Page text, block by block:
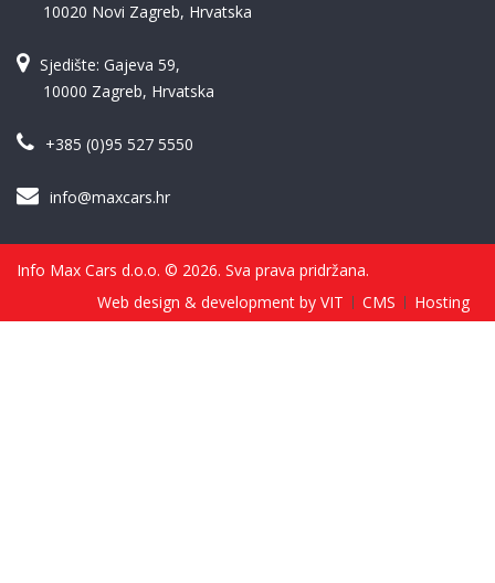
10020 Novi Zagreb, Hrvatska
Sjedište: Gajeva 59,
10000 Zagreb, Hrvatska
+385 (0)95 527 5550
info@maxcars.hr
Info Max Cars d.o.o. © 2026. Sva prava pridržana.
Web design & development by VIT
CMS Hosting